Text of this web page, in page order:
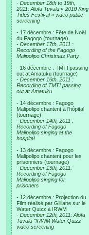
- December 18th to 19th,
2011: Alofa Tuvalu « 2010 King
Tides Festival » video public
screening
- 17 décembre : Fête de Noël
du Fagogo (tournage)
- December 17th, 2011 :
Recording of the Fagogo
Malipolipo Christmas Party
- 16 décembre : TMTI passing
out at Amatuku (tournage)
- December 16th, 2011 :
Recording of TMTI passing
out at Amatuku
- 14 décembre : Fagogo
Malipolipo chantent à l'hôpital
(tournage)
- December 14th, 2011 :
Recording of Fagogo
Malipolipo singing at the
hospital
- 13 décembre : Fagogo
Malipolipo chantent pour les
prisonniers (tournage)
- December 13th, 2011:
Recording of Fagogo
Malipolipo singing for
prisoners
- 12 décembre : Projection du
Film réalisé par Gilliane sur le
Water Quizz à IRWM
- December 12th, 2011: Alofa
Tuvalu "IRWM Water Quizz"
video screening